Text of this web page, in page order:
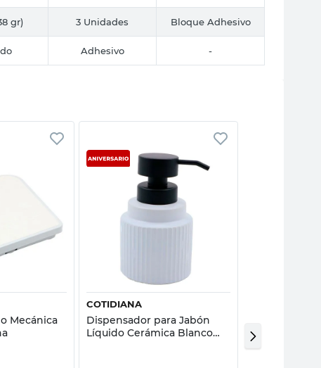
gr) 3 Unidades Bloque Adhesivo
Adhesivo -
Mecánica
COTIDIANA
Dispensador para Jabón
Líquido Cerámica Blanco
Cerámica
Beige